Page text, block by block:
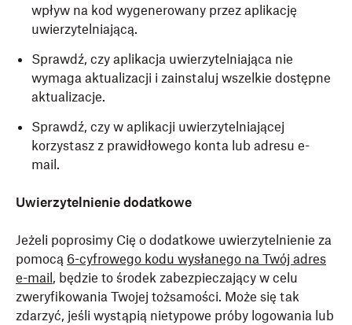
wpływ na kod wygenerowany przez aplikację
uwierzytelniającą.
Sprawdź, czy aplikacja uwierzytelniająca nie
wymaga aktualizacji i zainstaluj wszelkie dostępne
aktualizacje.
Sprawdź, czy w aplikacji uwierzytelniającej
korzystasz z prawidłowego konta lub adresu e-
mail.
Uwierzytelnienie dodatkowe
Jeżeli poprosimy Cię o dodatkowe uwierzytelnienie za
pomocą 6-cyfrowego kodu wysłanego na Twój adres
e-mail, będzie to środek zabezpieczający w celu
zweryfikowania Twojej tożsamości. Może się tak
zdarzyć, jeśli wystąpią nietypowe próby logowania lub